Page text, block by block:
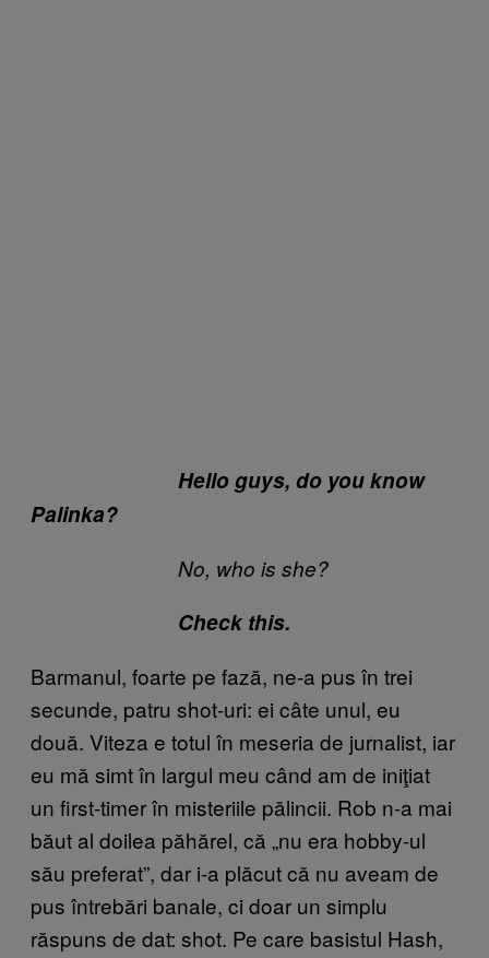
Hello guys, do you know
Palinka?
No, who is she?
Check this.
Barmanul, foarte pe fază, ne-a pus în trei
secunde, patru shot-uri: ei câte unul, eu
două. Viteza e totul în meseria de jurnalist, iar
eu mă simt în largul meu când am de iniţiat
un first-timer în misteriile pălincii. Rob n-a mai
băut al doilea păhărel, că „nu era hobby-ul
său preferat”, dar i-a plăcut că nu aveam de
pus întrebări banale, ci doar un simplu
răspuns de dat: shot. Pe care basistul Hash,